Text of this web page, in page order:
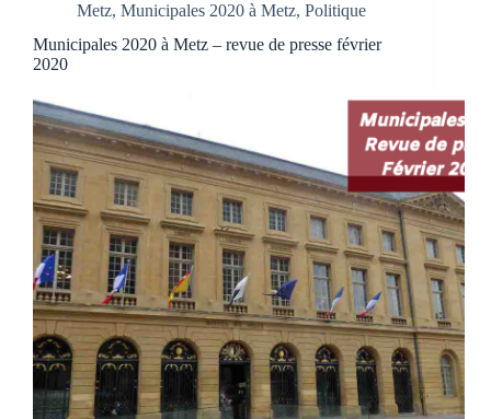
Metz, Municipales 2020 à Metz, Politique
Municipales 2020 à Metz – revue de presse février
2020